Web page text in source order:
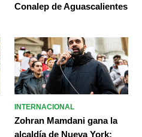
Conalep de Aguascalientes
INTERNACIONAL
Zohran Mamdani gana la
alcaldía de Nueva York;